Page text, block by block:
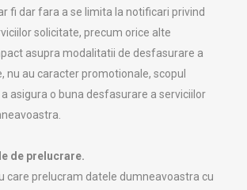
fi dar fara a se limita la notificari privind
solicitate, precum orice alte
asupra modalitatii de desfasurare a
nu au caracter promotionale, scopul
asigura o buna desfasurare a serviciilor
de prelucrare.
care prelucram datele dumneavoastra cu